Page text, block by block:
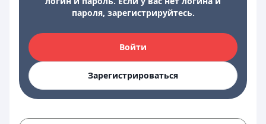
пароля, зарегистрируйтесь.
Войти
Зарегистрироваться